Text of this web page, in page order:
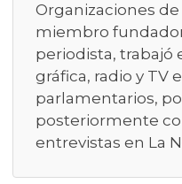
Organizaciones de
miembro
periodista, trabajó
gráfica, radio y TV
parlamentarios,
posteriormente
entrevistas en La